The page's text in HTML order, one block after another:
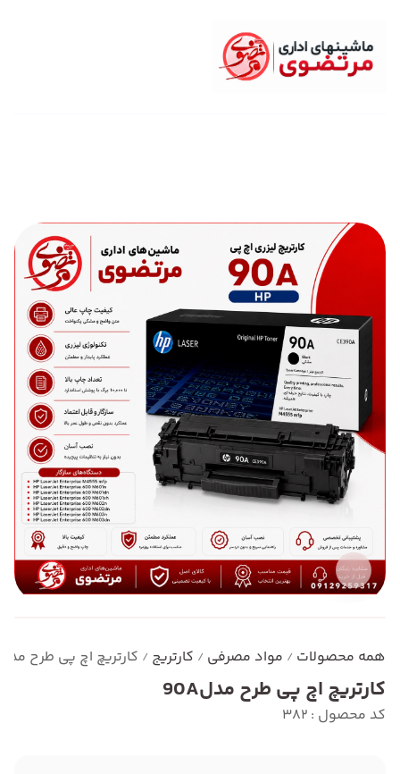
همه محصولات / مواد مصرفی / کارتریج / کارتریچ اچ پی طرح مدل90A
کارتریچ اچ پی طرح مدل90A
کد محصول : 382